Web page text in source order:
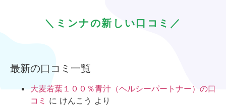
＼ミンナの新しい口コミ／
最新の口コミ一覧
大麦若葉１００％青汁（ヘルシーパートナー）の口
コミ に けんこう より